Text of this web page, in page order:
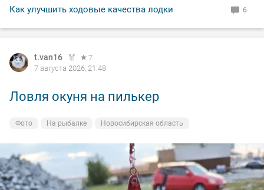
Как улучшить ходовые качества лодки 6
t.van16
7
7 августа 2026, 21:48
Ловля окуня на пилькер
Фото На рыбалке Новосибирская область